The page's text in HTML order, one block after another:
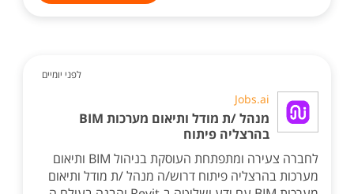
לפני יומיים
Jobs.ai
מנהל /ת מודל ותיאום מערכות BIM
בהרצליה פיתוח
לחברה צעירה ומתפתחת העוסקת בניהול BIM ותיאום
מערכות בהרצליה פיתוח דרוש/ה מנהל /ת מודל ותיאום